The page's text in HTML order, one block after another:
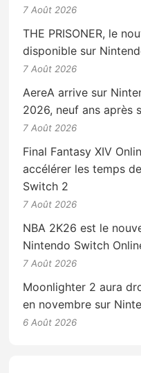
7 Août 2026
THE PRISONER, le
disponible sur
7 Août 2026
AereA arrive sur
2026, neuf ans après
7 Août 2026
Final Fantasy XIV
accélérer les temps
Switch 2
7 Août 2026
NBA 2K26 est le
Nintendo Switch
7 Août 2026
Moonlighter 2 aura
en novembre sur
6 Août 2026